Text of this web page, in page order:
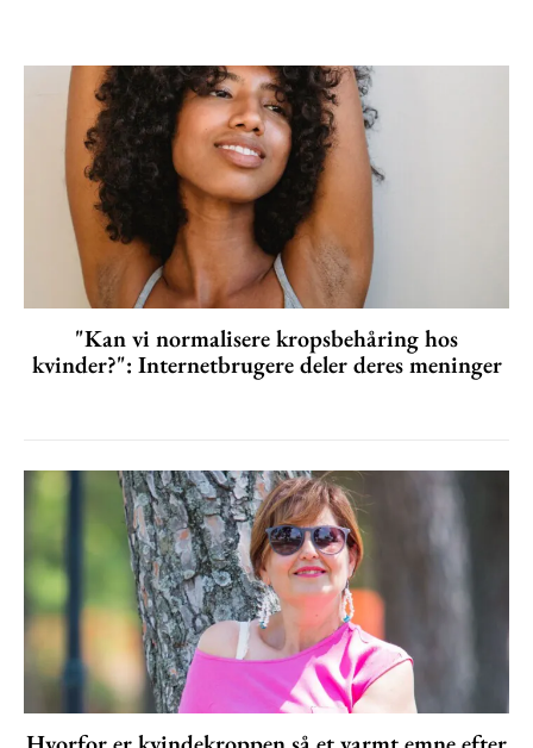
"Kan vi normalisere kropsbehåring hos
kvinder?": Internetbrugere deler deres meninger